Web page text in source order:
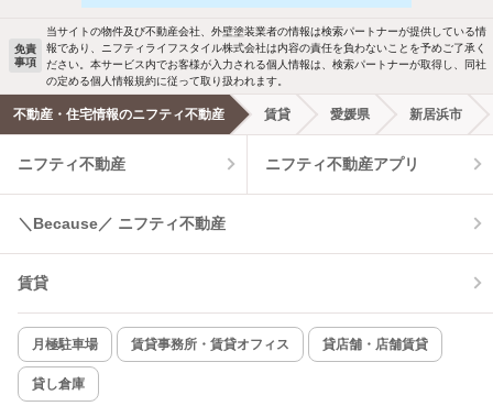
駐車場あり ペット相談
洗濯機置場あり 独立洗面台
エアコンあり 都市ガス
温水洗浄便座 オートロック
コンロ2口以上
新着のみ インターネット無料
該当件数:
新着メール通知を受け取る
免責
事項
当サイトの物件及び不動産会社、外壁塗装業者の情報は検索パートナーが提供している情
報であり、ニフティライフスタイル株式会社は内容の責任を負わないことを予めご了承く
ださい。本サービス内でお客様が入力される個人情報は、検索パートナーが取得し、同社
の定める個人情報規約に従って取り扱われます。
不動産・住宅情報のニフティ不動産 賃貸 愛媛県 新居浜市
ニフティ不動産 ニフティ不動産アプリ
＼Because／ ニフティ不動産
賃貸
月極駐車場 賃貸事務所・賃貸オフィス 貸店舗・店舗賃貸
貸し倉庫